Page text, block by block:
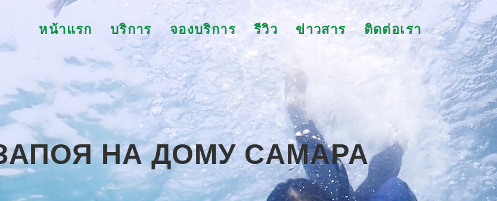
หน้าแรก บริการ จองบริการ รีวิว ข่าวสาร ติดต่อเรา
НА ДОМУ CAMAPA